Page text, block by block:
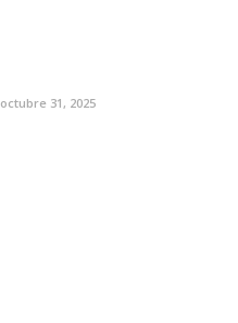
octubre 31, 2025